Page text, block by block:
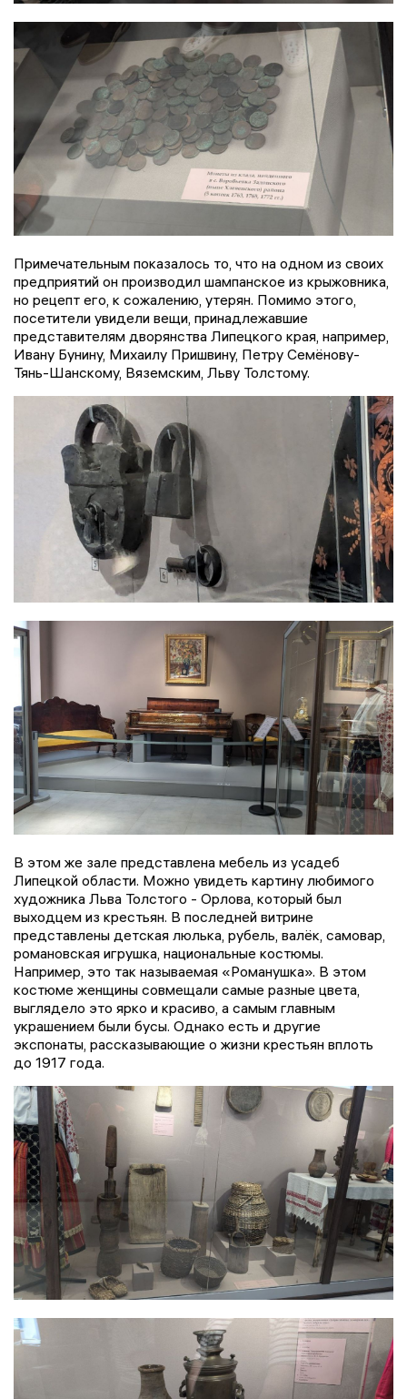
Примечательным показалось то, что на одном из своих
предприятий он производил шампанское из крыжовника,
но рецепт его, к сожалению, утерян. Помимо этого,
посетители увидели вещи, принадлежавшие
представителям дворянства Липецкого края, например,
Ивану Бунину, Михаилу Пришвину, Петру Семёнову-
Тянь-Шанскому, Вяземским, Льву Толстому.
В этом же зале представлена мебель из усадеб
Липецкой области. Можно увидеть картину любимого
художника Льва Толстого - Орлова, который был
выходцем из крестьян. В последней витрине
представлены детская люлька, рубель, валёк, самовар,
романовская игрушка, национальные костюмы.
Например, это так называемая «Романушка». В этом
костюме женщины совмещали самые разные цвета,
выглядело это ярко и красиво, а самым главным
украшением были бусы. Однако есть и другие
экспонаты, рассказывающие о жизни крестьян вплоть
до 1917 года.